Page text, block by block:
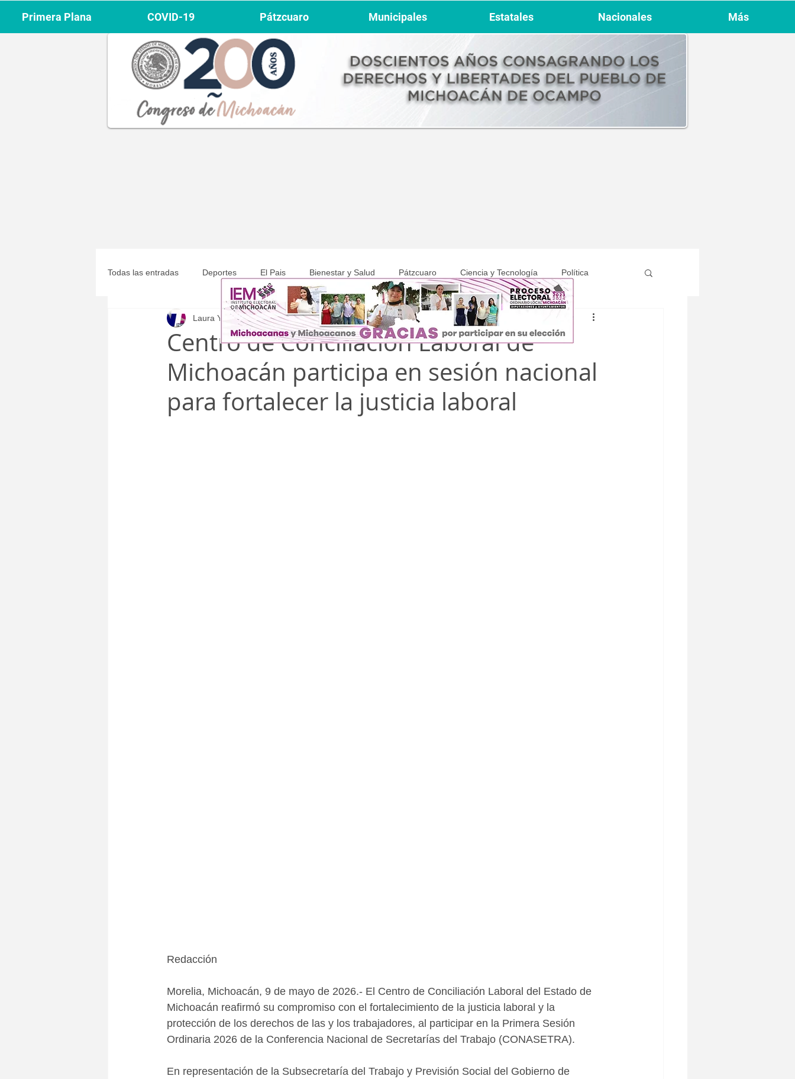
Todas las entradas Deportes El Pais Bienestar y Salud Pátzcuaro Ciencia y Tecnología Política
Michoacán Municipales COVID-19
Centro de Conciliación Laboral de
Michoacán participa en sesión nacional
para fortalecer la justicia laboral
Laura Yépez 9 may 1 min de lectura
Redacción
Morelia, Michoacán, 9 de mayo de 2026.- El Centro de Conciliación Laboral del Estado de
Michoacán reafirmó su compromiso con el fortalecimiento de la justicia laboral y la
protección de los derechos de las y los trabajadores, al participar en la Primera Sesión
Ordinaria 2026 de la Conferencia Nacional de Secretarías del Trabajo (CONASETRA).
En representación de la Subsecretaría del Trabajo y Previsión Social del Gobierno de
Primera Plana COVID-19 Pátzcuaro Municipales Estatales Nacionales Más